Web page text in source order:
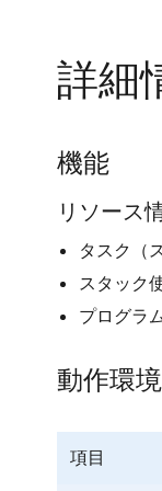
詳細
機能
リソース
タスク（
スタック
プログラ
動作環境
項目